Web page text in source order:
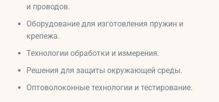
и проводов.
Оборудование для изготовления пружин и
крепежа.
Технологии обработки и измерения.
Решения для защиты окружающей среды.
Оптоволоконные технологии и тестирование.